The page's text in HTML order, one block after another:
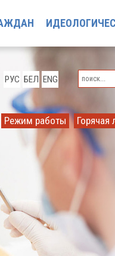
РУС БЕЛ ENG
Режим работы Горячая